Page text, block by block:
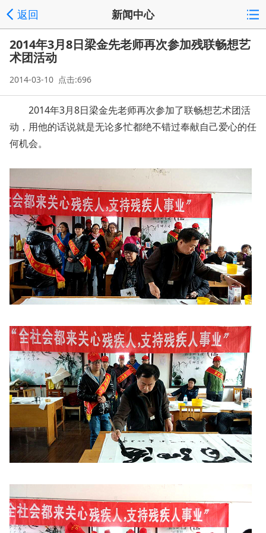
返回 新闻中心
2014年3月8日梁金先老师再次参加残联畅想艺
术团活动
2014-03-10 点击:696
2014年3月8日梁金先老师再次参加了联畅想艺术团活
动，用他的话说就是无论多忙都绝不错过奉献自己爱心的任
何机会。